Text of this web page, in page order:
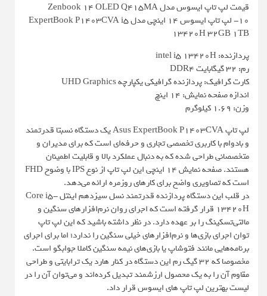
قیمت لپ تاپ ایسوس مدل Zenbook 14 OLED Q415MA
10- لپ‌ تاپ ایسوس 14 اینچی مدل ExpertBook P1403CVA i5
13420H 32GB 1TB
پردازنده: intel i5 13420H
رم: 32 گیگابایت DDR4
کارت گرافیک: پردازنده گرافیکی یکپارچه UHD Graphics
اندازه صفحه نمایش: 14 اینچ
وزن: 1.69 کیلوگرم
لپ تاپ Asus ExpertBook P1403CVA یک دستگاه نسبتا قدرتمند
و بادوام با کاربری تخصصی تجاری و حرفه‌ای است که برای مدیران و
متخصصانی طراحی شده که به دنبال عملکرد بالا و قابلیت اطمینان
هستند. صفحه نمایش 14 اینچی این لپ تاپ از نوع IPS با وضوح FHD
است که تصاویری واضح برای کارهای روزمره ارائه می‌دهد.
در قلب این دستگاه پردازنده قدرتمند نسل سیزدهم اینتل Core i5-
13420H قرار گرفته است که اجرای روان نرم‌افزارهای سنگین و
مالتی‌تسکینگ را بر عهده دارد. در نظر داشته باشید که این لپ تاپ
توان اجرای بازی‌ها و نرم‌افزارهای خیلی سنگین را ندارد؛ اما برای اجرای
برنامه‌هایی مانند فتوشاپ یا بازی‌های نیمه سنگین کاملا جوابگو است.
مخصوصا که 32 گیگ رم این دستگاه در کنار هارد یک ترابایتی و طراحی
مقاوم آن را به یک محصول ارزشمند تبدیل کرده‌اند و می‌توان آن را در
لیست بهترین لپ تاپ ها‌ی ایسوس قرار داد.